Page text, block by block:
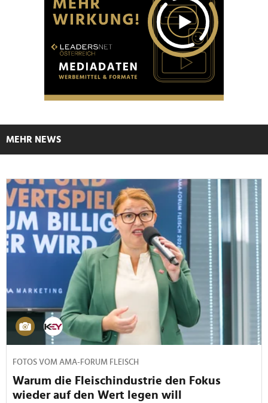
MEHR NEWS
FOTOS VOM AMA-FORUM FLEISCH
Warum die Fleischindustrie den Fokus
wieder auf den Wert legen will